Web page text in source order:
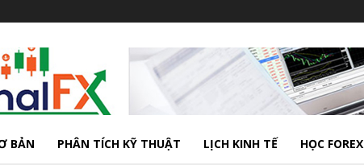
BẢN PHÂN TÍCH KỸ THUẬT LỊCH KINH TẾ HỌC FOREX